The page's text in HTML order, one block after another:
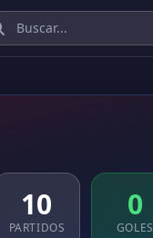
10
PARTIDOS
0
GOLES